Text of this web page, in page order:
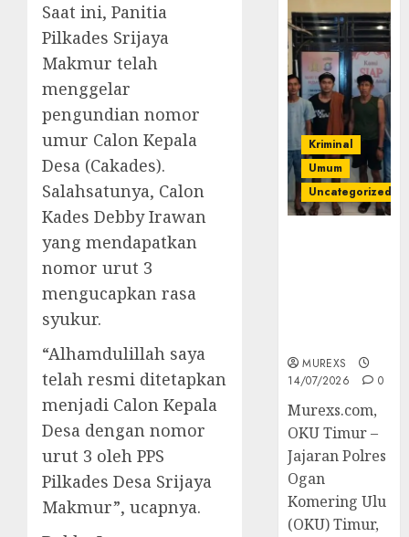
Saat ini, Panitia
Pilkades Srijaya
Makmur telah
menggelar
pengundian nomor
umur Calon Kepala
Desa (Cakades).
Salahsatunya, Calon
Kades Debby Irawan
yang mendapatkan
nomor urut 3
mengucapkan rasa
syukur.
“Alhamdulillah saya
telah resmi ditetapkan
menjadi Calon Kepala
Desa dengan nomor
urut 3 oleh PPS
Pilkades Desa Srijaya
Makmur”, ucapnya.
Kriminal
Umum
Uncategorized
MUREXS
14/07/2026
0
Murexs.com,
OKU Timur –
Jajaran Polres
Ogan
Komering Ulu
(OKU) Timur,